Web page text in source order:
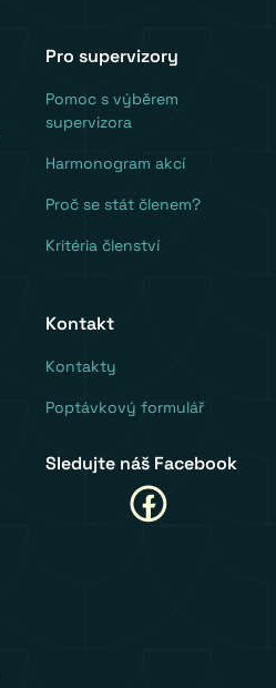
Pro supervizory
Pomoc s výběrem
supervizora
Harmonogram akcí
Proč se stát členem?
Kritéria členství
Kontakt
Kontakty
Poptávkový formulář
Sledujte náš Facebook